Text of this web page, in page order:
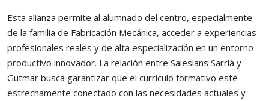
Esta alianza permite al alumnado del centro, especialmente
de la familia de Fabricación Mecánica, acceder a experiencias
profesionales reales y de alta especialización en un entorno
productivo innovador. La relación entre Salesians Sarrià y
Gutmar busca garantizar que el currículo formativo esté
estrechamente conectado con las necesidades actuales y